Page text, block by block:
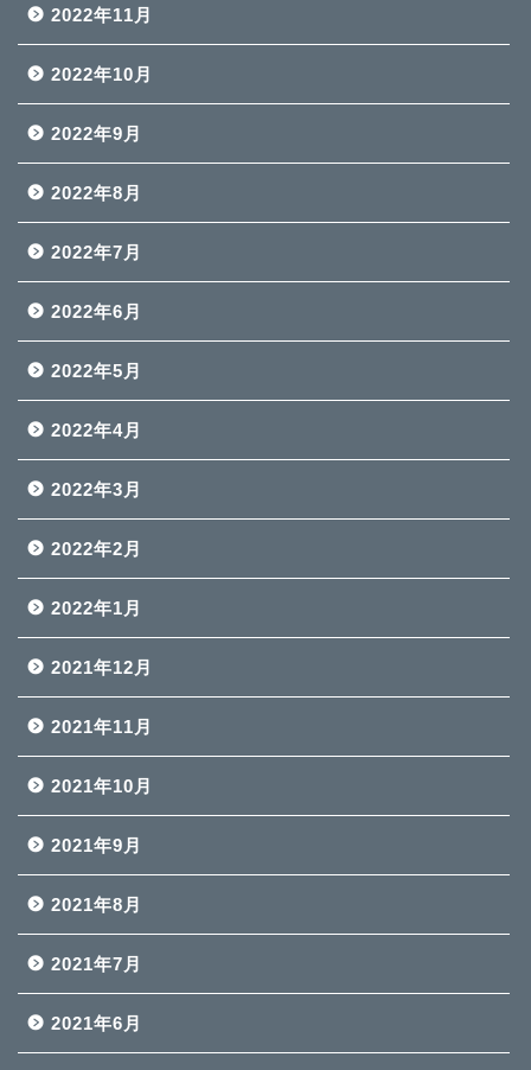
2022年11月
2022年10月
2022年9月
2022年8月
2022年7月
2022年6月
2022年5月
2022年4月
2022年3月
2022年2月
2022年1月
2021年12月
2021年11月
2021年10月
2021年9月
2021年8月
2021年7月
2021年6月